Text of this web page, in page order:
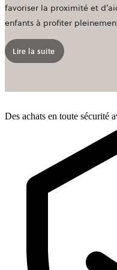
favoriser la proximité et
enfants à profiter
Lire la suite
Des achats en toute sécurité